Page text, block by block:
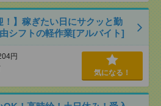
！】稼ぎたい日にサクッと勤
シフトの軽作業[アルバイト]
円
気になる！